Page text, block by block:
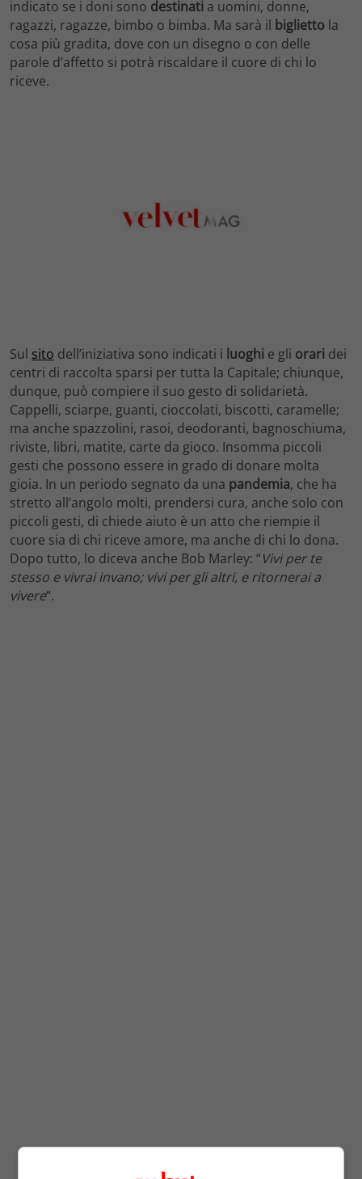
indicato se i doni sono destinati a uomini, donne,
ragazzi, ragazze, bimbo o bimba. Ma sarà il biglietto la
cosa più gradita, dove con un disegno o con delle
parole d’affetto si potrà riscaldare il cuore di chi lo
riceve.
Sul sito dell’iniziativa sono indicati i luoghi e gli orari dei
centri di raccolta sparsi per tutta la Capitale; chiunque,
dunque, può compiere il suo gesto di solidarietà.
Cappelli, sciarpe, guanti, cioccolati, biscotti, caramelle;
ma anche spazzolini, rasoi, deodoranti, bagnoschiuma,
riviste, libri, matite, carte da gioco. Insomma piccoli
gesti che possono essere in grado di donare molta
gioia. In un periodo segnato da una pandemia, che ha
stretto all’angolo molti, prendersi cura, anche solo con
piccoli gesti, di chiede aiuto è un atto che riempie il
cuore sia di chi riceve amore, ma anche di chi lo dona.
Dopo tutto, lo diceva anche Bob Marley: “Vivi per te
stesso e vivrai invano; vivi per gli altri, e ritornerai a
vivere“.